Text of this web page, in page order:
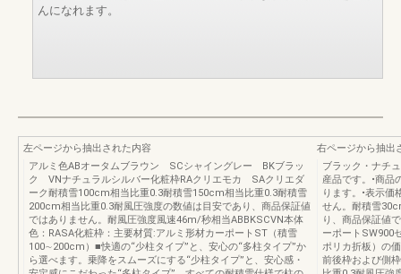
んになれます。
左ページから抽出された内容
アルミ色ABオータムブラウン SCシャイングレー BKブラッ
ク VNナチュラルシルバー化粧枠RAクリエモカ SAクリエダ
ーク耐積雪100cm相当比重0.3耐積雪150cm相当比重0.3耐積雪
200cm相当比重0.3耐風圧強度の数値は目安であり、商品保証値
ではありません。耐風圧強度風速46m/秒相当ABBKSCVN本体
色：RASA化粧枠：主要材質:アルミ形材カーポートST（積雪
100∼200cm）■快適の“少柱タイプ”と、安心の“多柱タイプ”か
ら選べます。乗降をスムーズにする“少柱タイプ”と、安心感・
右ページから抽出
ブラック・ナチ
産品です。•商品
ります。•表示価
せん。耐積雪
り、商品保証値
ーポートSW900
ポリカ折板）の
前後枠および側